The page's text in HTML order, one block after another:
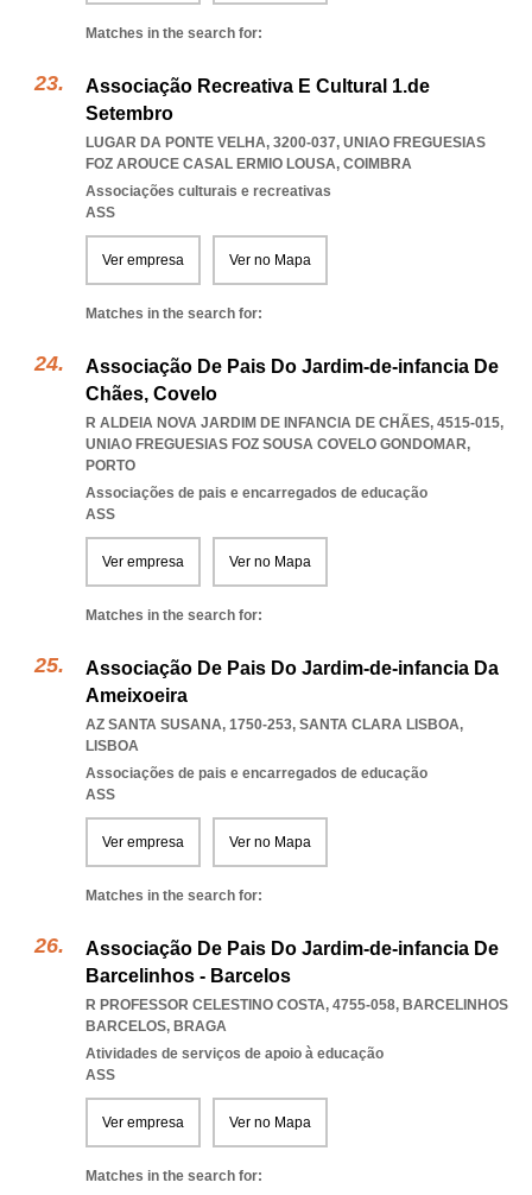
Matches in the search for:
Associação Recreativa E Cultural 1.de
Setembro
LUGAR DA PONTE VELHA, 3200-037, UNIAO FREGUESIAS
FOZ AROUCE CASAL ERMIO LOUSA, COIMBRA
Associações culturais e recreativas
ASS
Ver empresa Ver no Mapa
Matches in the search for:
Associação De Pais Do Jardim-de-infancia De
Chães, Covelo
R ALDEIA NOVA JARDIM DE INFANCIA DE CHÃES, 4515-015,
UNIAO FREGUESIAS FOZ SOUSA COVELO GONDOMAR,
PORTO
Associações de pais e encarregados de educação
ASS
Ver empresa Ver no Mapa
Matches in the search for:
Associação De Pais Do Jardim-de-infancia Da
Ameixoeira
AZ SANTA SUSANA, 1750-253, SANTA CLARA LISBOA,
LISBOA
Associações de pais e encarregados de educação
ASS
Ver empresa Ver no Mapa
Matches in the search for:
Associação De Pais Do Jardim-de-infancia De
Barcelinhos - Barcelos
R PROFESSOR CELESTINO COSTA, 4755-058, BARCELINHOS
BARCELOS, BRAGA
Atividades de serviços de apoio à educação
ASS
Ver empresa Ver no Mapa
Matches in the search for: